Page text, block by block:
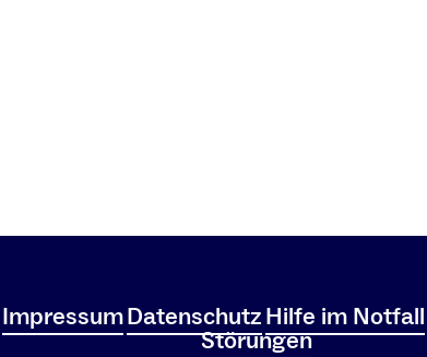
ImpressumDatenschutzHilfe im Notfall
Störungen